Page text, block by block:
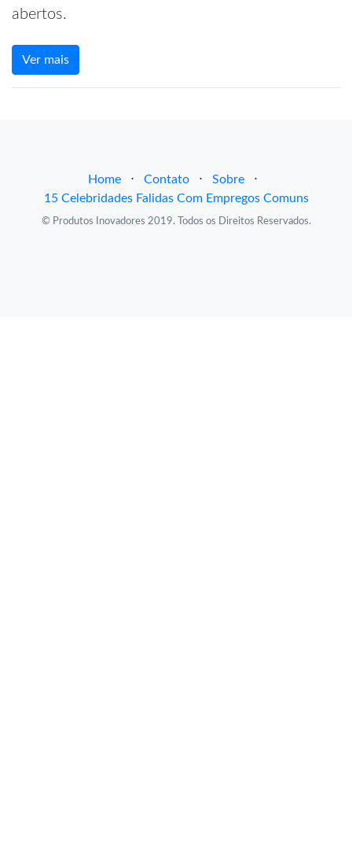
abertos.
Ver mais
Home ⋅ Contato ⋅ Sobre
⋅
15 Celebridades Falidas Com Empregos Comuns
© Produtos Inovadores 2019. Todos os Direitos Reservados.